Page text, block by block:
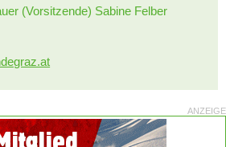
(Vorsitzende) Sabine Felber
ANZEIGE